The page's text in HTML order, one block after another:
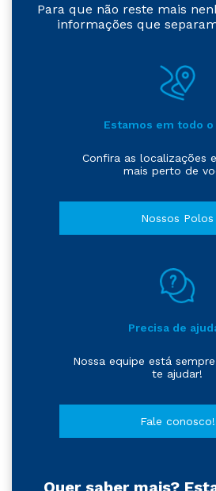
Para que não reste mais
informações que
Estamos em todo o
Confira as localizações
mais perto de
Nossos Polos
Precisa de
Nossa equipe está
te ajudar!
Fale conosco!
Quer saber mais?